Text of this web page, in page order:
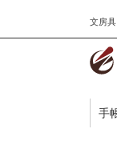
文房
手